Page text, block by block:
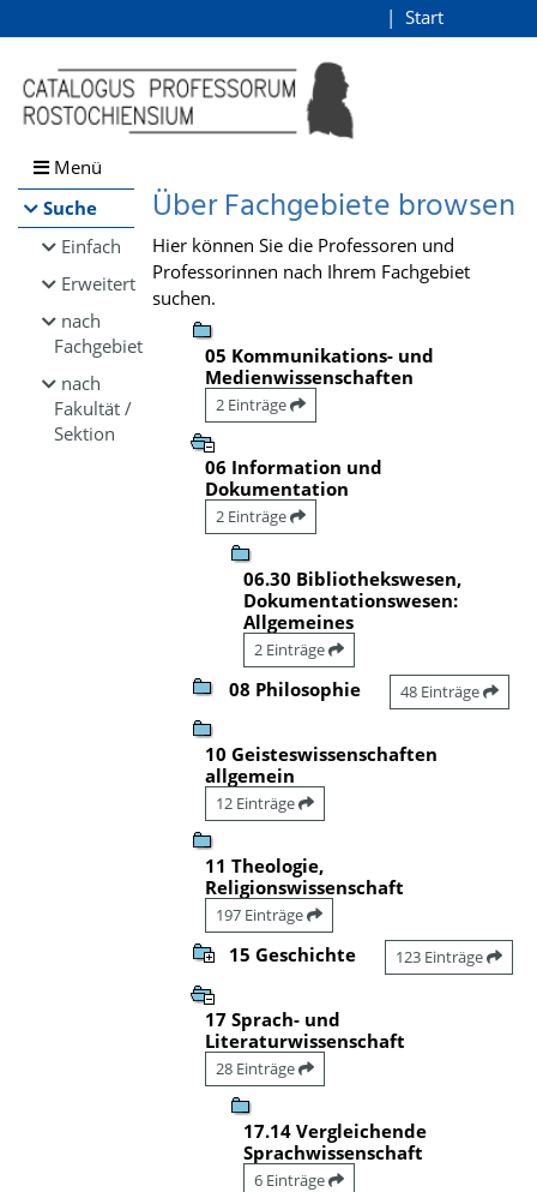
Browsen
direkt zum Inhalt
Start
Menü
Suche
Einfach
Erweitert
nach
Fachgebiet
nach
Fakultät /
Sektion
Über Fachgebiete browsen
Hier können Sie die Professoren und
Professorinnen nach Ihrem Fachgebiet
suchen.
05 Kommunikations- und
Medienwissenschaften
2 Einträge
06 Information und
Dokumentation
2 Einträge
06.30 Bibliothekswesen,
Dokumentationswesen:
Allgemeines
2 Einträge
08 Philosophie 48 Einträge
10 Geisteswissenschaften
allgemein
12 Einträge
11 Theologie,
Religionswissenschaft
197 Einträge
15 Geschichte 123 Einträge
17 Sprach- und
Literaturwissenschaft
28 Einträge
17.14 Vergleichende
Sprachwissenschaft
6 Einträge